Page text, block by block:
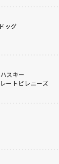
ッグ
スキー
ートピレニーズ